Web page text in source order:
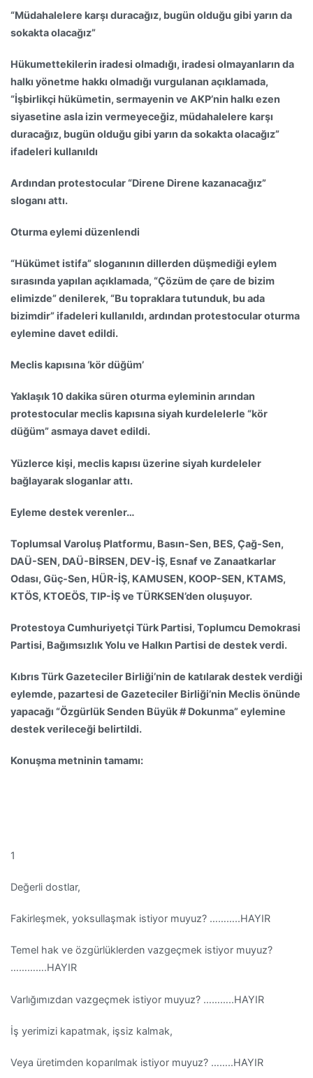
“Müdahalelere karşı duracağız, bugün olduğu gibi yarın da
sokakta olacağız”
Hükumettekilerin iradesi olmadığı, iradesi olmayanların da
halkı yönetme hakkı olmadığı vurgulanan açıklamada,
“İşbirlikçi hükümetin, sermayenin ve AKP’nin halkı ezen
siyasetine asla izin vermeyeceğiz, müdahalelere karşı
duracağız, bugün olduğu gibi yarın da sokakta olacağız”
ifadeleri kullanıldı
Ardından protestocular “Direne Direne kazanacağız”
sloganı attı.
Oturma eylemi düzenlendi
“Hükümet istifa” sloganının dillerden düşmediği eylem
sırasında yapılan açıklamada, “Çözüm de çare de bizim
elimizde” denilerek, “Bu topraklara tutunduk, bu ada
bizimdir” ifadeleri kullanıldı, ardından protestocular oturma
eylemine davet edildi.
Meclis kapısına ‘kör düğüm’
Yaklaşık 10 dakika süren oturma eyleminin arından
protestocular meclis kapısına siyah kurdelelerle “kör
düğüm” asmaya davet edildi.
Yüzlerce kişi, meclis kapısı üzerine siyah kurdeleler
bağlayarak sloganlar attı.
Eyleme destek verenler…
Toplumsal Varoluş Platformu, Basın-Sen, BES, Çağ-Sen,
DAÜ-SEN, DAÜ-BİRSEN, DEV-İŞ, Esnaf ve Zanaatkarlar
Odası, Güç-Sen, HÜR-İŞ, KAMUSEN, KOOP-SEN, KTAMS,
KTÖS, KTOEÖS, TIP-İŞ ve TÜRKSEN’den oluşuyor.
Protestoya Cumhuriyetçi Türk Partisi, Toplumcu Demokrasi
Partisi, Bağımsızlık Yolu ve Halkın Partisi de destek verdi.
Kıbrıs Türk Gazeteciler Birliği’nin de katılarak destek verdiği
eylemde, pazartesi de Gazeteciler Birliği’nin Meclis önünde
yapacağı “Özgürlük Senden Büyük # Dokunma” eylemine
destek verileceği belirtildi.
Konuşma metninin tamamı:
1
Değerli dostlar,
Fakirleşmek, yoksullaşmak istiyor muyuz? ………..HAYIR
Temel hak ve özgürlüklerden vazgeçmek istiyor muyuz?
………….HAYIR
Varlığımızdan vazgeçmek istiyor muyuz? ………..HAYIR
İş yerimizi kapatmak, işsiz kalmak,
Veya üretimden koparılmak istiyor muyuz? ……..HAYIR